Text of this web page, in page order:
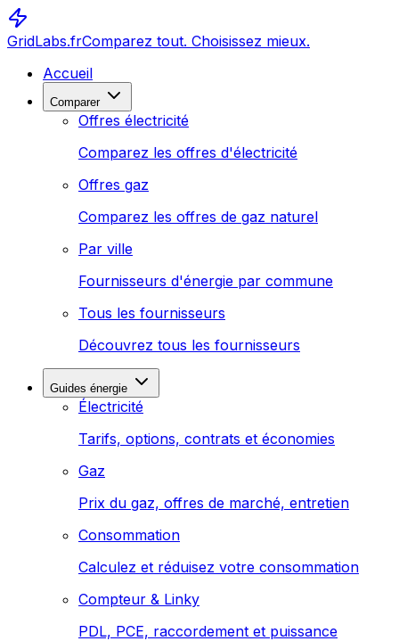
GridLabs.frComparez tout. Choisissez mieux.
Accueil
Comparer
Offres électricité
Comparez les offres d'électricité
Offres gaz
Comparez les offres de gaz naturel
Par ville
Fournisseurs d'énergie par commune
Tous les fournisseurs
Découvrez tous les fournisseurs
Guides énergie
Électricité
Tarifs, options, contrats et économies
Gaz
Prix du gaz, offres de marché, entretien
Consommation
Calculez et réduisez votre consommation
Compteur & Linky
PDL, PCE, raccordement et puissance